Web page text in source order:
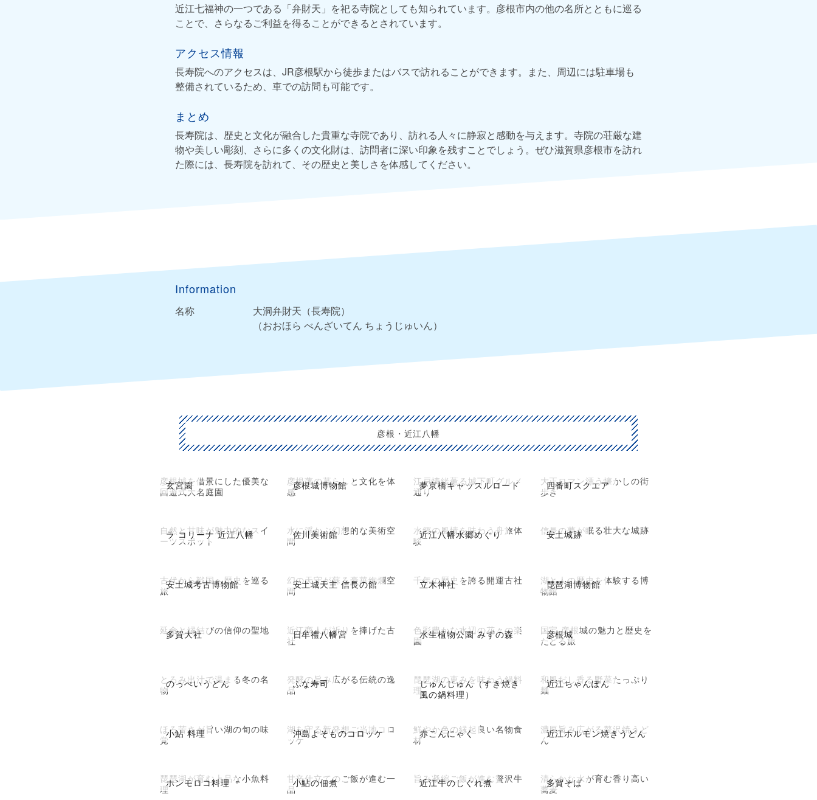
近江七福神の一つである「弁財天」を祀る寺院としても知られています。彦根市内の他の名所とともに巡る
ことで、さらなるご利益を得ることができるとされています。
アクセス情報
長寿院へのアクセスは、JR彦根駅から徒歩またはバスで訪れることができます。また、周辺には駐車場も
整備されているため、車での訪問も可能です。
まとめ
長寿院は、歴史と文化が融合した貴重な寺院であり、訪れる人々に静寂と感動を与えます。寺院の荘厳な建
物や美しい彫刻、さらに多くの文化財は、訪問者に深い印象を残すことでしょう。ぜひ滋賀県彦根市を訪れ
た際には、長寿院を訪れて、その歴史と美しさを体感してください。
Information
名称
大洞弁財天（長寿院）
（おおほら べんざいてん ちょうじゅいん）
彦根・近江八幡
玄宮園
彦根城を借景にした優美な
回遊式大名庭園
彦根城博物館
彦根藩の暮らしと文化を体
感
夢京橋キャッスルロード
江戸情緒薫る城下町グルメ
通り
四番町スクエア
大正ロマン漂う懐かしの街
歩き
ラ コリーナ 近江八幡
自然と甘味が魅力的なスイ
ーツスポット
佐川美術館
水に浮かぶ幻想的な美術空
間
近江八幡水郷めぐり
水郷の風情を味わう舟旅体
験
安土城跡
信長の夢が眠る壮大な城跡
安土城考古博物館
古代から戦国へ歴史を巡る
旅
安土城天主 信長の館
幻の天守が蘇る豪華絢爛空
間
立木神社
千年の歴史を誇る開運古社 琵琶湖博物館
湖と人の歴史を体験する博
物館
多賀大社
延命と縁結びの信仰の聖地 日牟禮八幡宮
近江商人が祈りを捧げた古
社
水生植物公園 みずの森
色彩豊かな水辺の花々の楽
園
彦根城
国宝 彦根城の魅力と歴史を
たどる旅
のっぺいうどん
とろみ出汁で温まる冬の名
物
ふな寿司
発酵の旨み広がる伝統の逸
品
じゅんじゅん（すき焼き
風の鍋料理）
琵琶湖の恵みを味わう鍋料
理
近江ちゃんぽん
和風だし香る野菜たっぷり
麺
小鮎 料理
ほろ苦さが旨い湖の旬の味
覚
沖島よそものコロッケ
湖を守る新発想ご当地コロ
ッケ
赤こんにゃく
鮮やか色の縁起良い名物食
材
近江ホルモン焼きうどん
濃厚旨み広がる贅沢焼うど
ん
ホンモロコ料理
琵琶湖が育む上品な小魚料
理
小鮎の佃煮
甘辛仕立てのご飯が進む一
品
近江牛のしぐれ煮
旨み凝縮ご飯が進む贅沢牛 多賀そば
清らかな水が育む香り高い
蕎麦